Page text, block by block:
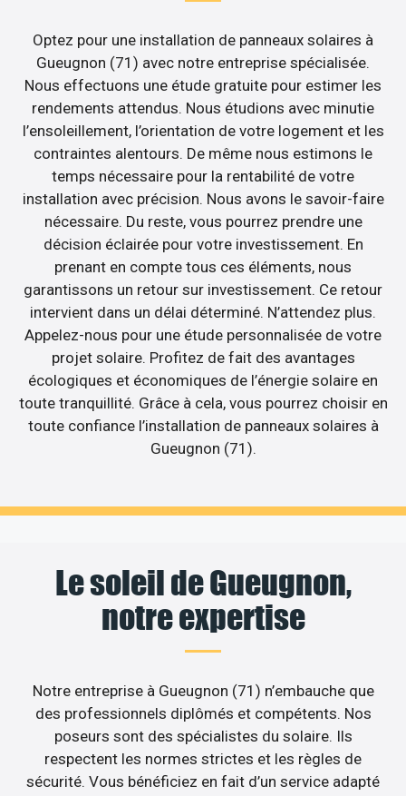
Optez pour une installation de panneaux solaires à
Gueugnon (71) avec notre entreprise spécialisée.
Nous effectuons une étude gratuite pour estimer les
rendements attendus. Nous étudions avec minutie
l’ensoleillement, l’orientation de votre logement et les
contraintes alentours. De même nous estimons le
temps nécessaire pour la rentabilité de votre
installation avec précision. Nous avons le savoir-faire
nécessaire. Du reste, vous pourrez prendre une
décision éclairée pour votre investissement. En
prenant en compte tous ces éléments, nous
garantissons un retour sur investissement. Ce retour
intervient dans un délai déterminé. N’attendez plus.
Appelez-nous pour une étude personnalisée de votre
projet solaire. Profitez de fait des avantages
écologiques et économiques de l’énergie solaire en
toute tranquillité. Grâce à cela, vous pourrez choisir en
toute confiance l’installation de panneaux solaires à
Gueugnon (71).
Le soleil de Gueugnon,
notre expertise
Notre entreprise à Gueugnon (71) n’embauche que
des professionnels diplômés et compétents. Nos
poseurs sont des spécialistes du solaire. Ils
respectent les normes strictes et les règles de
sécurité. Vous bénéficiez en fait d’un service adapté